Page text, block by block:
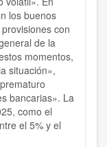
los buenos
con
de la
momentos,
situación»,
bancarias». La
como el
el 5% y el